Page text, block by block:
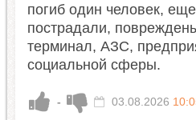
погиб один человек,
пострадали,
терминал, АЗС,
социальной сферы.
- 03.08.2026